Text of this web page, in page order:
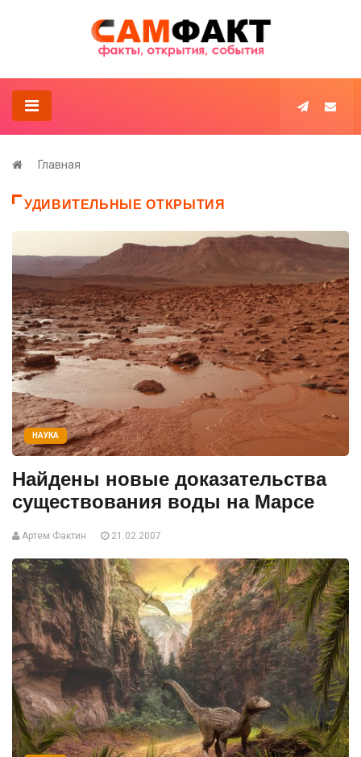
Главная
УДИВИТЕЛЬНЫЕ ОТКРЫТИЯ
НАУКА
Найдены новые доказательства
существования воды на Марсе
Артем Фактин 21.02.2007